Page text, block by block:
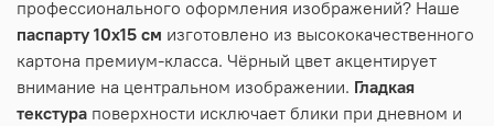
профессионального оформления изображений? Наше
паспарту 10х15 см изготовлено из высококачественного
картона премиум-класса. Чёрный цвет акцентирует
внимание на центральном изображении. Гладкая
текстура поверхности исключает блики при дневном и